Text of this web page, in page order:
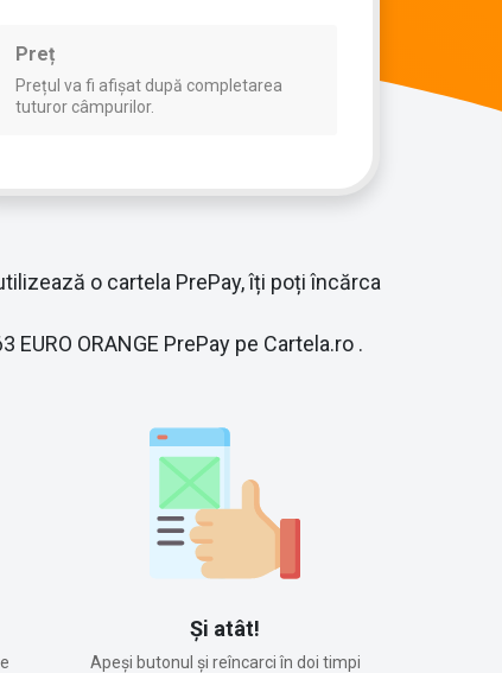
Preț
Prețul va fi afișat după completarea
tuturor câmpurilor.
o cartela PrePay, îți poți încărca
ORANGE PrePay pe Cartela.ro .
Și atât!
Apeși butonul și reîncarci în doi timpi